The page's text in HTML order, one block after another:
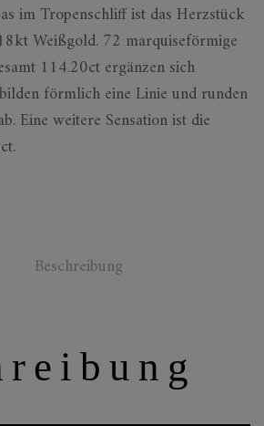
im Tropenschliff ist das Herzstück
Weißgold. 72 marquiseförmige
114.20ct ergänzen sich
förmlich eine Linie und runden
Eine weitere Sensation ist die
Beschreibung